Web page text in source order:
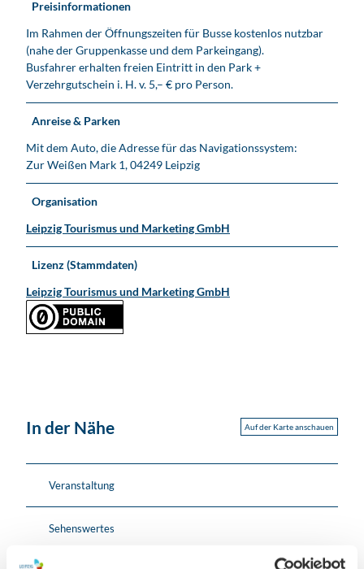
Preisinformationen
Im Rahmen der Öffnungszeiten für Busse kostenlos nutzbar
(nahe der Gruppenkasse und dem Parkeingang).
Busfahrer erhalten freien Eintritt in den Park +
Verzehrgutschein i. H. v. 5,– € pro Person.
Anreise & Parken
Mit dem Auto, die Adresse für das Navigationssystem:
Zur Weißen Mark 1, 04249 Leipzig
Organisation
Leipzig Tourismus und Marketing GmbH
Lizenz (Stammdaten)
Leipzig Tourismus und Marketing GmbH
In der Nähe Auf der Karte anschauen
Veranstaltung
Sehenswertes